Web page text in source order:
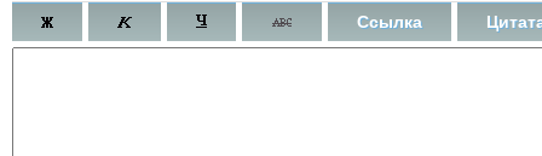
Ссылка